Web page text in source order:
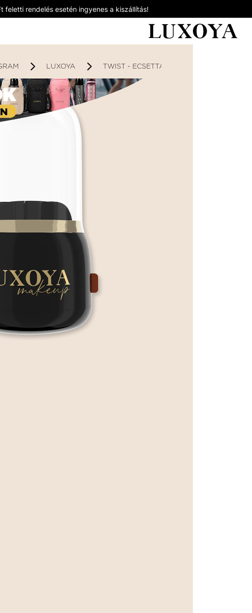
feletti rendelés esetén ingyenes a kiszállítás!
LUXOYA TWIST - ECSETTARTÓ